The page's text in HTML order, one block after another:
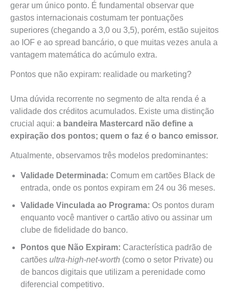
gerar um único ponto. É fundamental observar que
gastos internacionais costumam ter pontuações
superiores (chegando a 3,0 ou 3,5), porém, estão sujeitos
ao IOF e ao spread bancário, o que muitas vezes anula a
vantagem matemática do acúmulo extra.
Pontos que não expiram: realidade ou marketing?
Uma dúvida recorrente no segmento de alta renda é a
validade dos créditos acumulados. Existe uma distinção
crucial aqui: a bandeira Mastercard não define a
expiração dos pontos; quem o faz é o banco emissor.
Atualmente, observamos três modelos predominantes:
Validade Determinada: Comum em cartões Black de
entrada, onde os pontos expiram em 24 ou 36 meses.
Validade Vinculada ao Programa: Os pontos duram
enquanto você mantiver o cartão ativo ou assinar um
clube de fidelidade do banco.
Pontos que Não Expiram: Característica padrão de
cartões ultra-high-net-worth (como o setor Private) ou
de bancos digitais que utilizam a perenidade como
diferencial competitivo.